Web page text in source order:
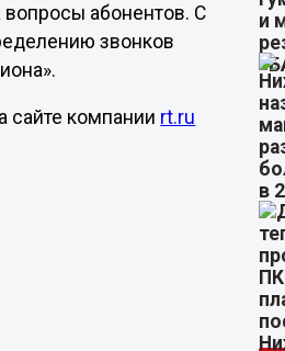
абонентов. С
звонков
сайте компании rt.ru